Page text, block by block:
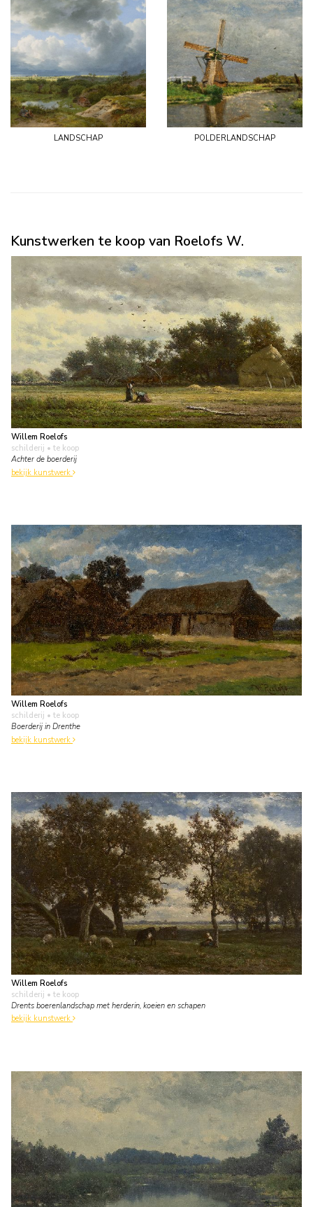
landschap polderlandschap
Kunstwerken te koop van Roelofs W.
Willem Roelofs
schilderij • te koop
Achter de boerderij
bekijk kunstwerk
Willem Roelofs
schilderij • te koop
Boerderij in Drenthe
bekijk kunstwerk
Willem Roelofs
schilderij • te koop
Drents boerenlandschap met herderin, koeien en schapen
bekijk kunstwerk